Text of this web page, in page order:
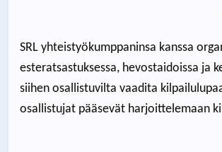
SRL yhteistyökumppaninsa kanssa
esteratsastuksessa, hevostaidoissa ja
siihen osallistuvilta vaadita
osallistujat pääsevät harjoittelemaan